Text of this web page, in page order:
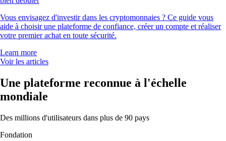
Vous envisagez d'investir dans les cryptomonnaies ? Ce guide vous
aide à choisir une plateforme de confiance, créer un compte et réaliser
votre premier achat en toute sécurité.
Learn more
Voir les articles
Une plateforme reconnue à l'échelle
mondiale
Des millions d'utilisateurs dans plus de 90 pays
Fondation